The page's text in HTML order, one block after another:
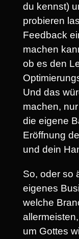
du kennst)
probieren
Feedback
machen
ob es den
Und das
machen,
die eigene
Eröffnung
und dein
So, oder so
eigenes
welche
um Gottes